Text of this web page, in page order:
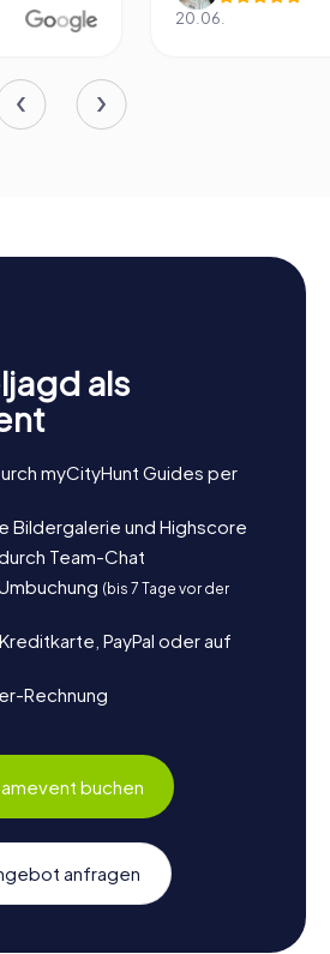
20.06.
als
myCityHunt Guides per
Bildergalerie und Highscore
Team-Chat
(bis 7 Tage vor der
PayPal oder auf
Rechnung
buchen
anfragen